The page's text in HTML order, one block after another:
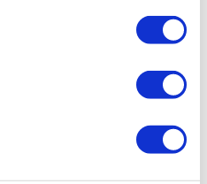
hoeveelheid bedden is geen
voldoende comfortabel is.
tussentijds gewijzigd worden.